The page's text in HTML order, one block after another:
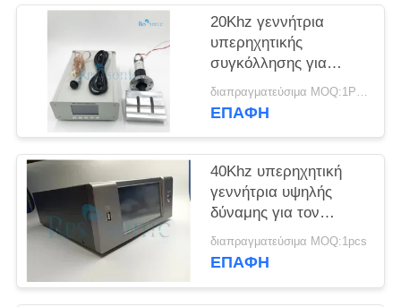
20Khz γεννήτρια
υπερηχητικής
συγκόλλησης για
Slicer μασκών την
υπερηχητική μάσκα
διαπραγματεύσιμα MOQ:1PCS
ΕΠΑΦΉ
40Khz υπερηχητική
γεννήτρια υψηλής
δύναμης για τον
τέμνοντα υγρό
επεξεργαστή
διαπραγματεύσιμα MOQ:1pcs
ΕΠΑΦΉ